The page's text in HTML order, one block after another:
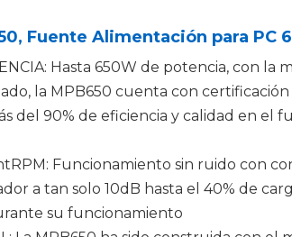
Fuente Alimentación para PC
Hasta 650W de potencia, con
la MPB650 cuenta con
del 90% de eficiencia y calidad en el
Funcionamiento sin ruido con
a tan solo 10dB hasta el 40% de
su funcionamiento